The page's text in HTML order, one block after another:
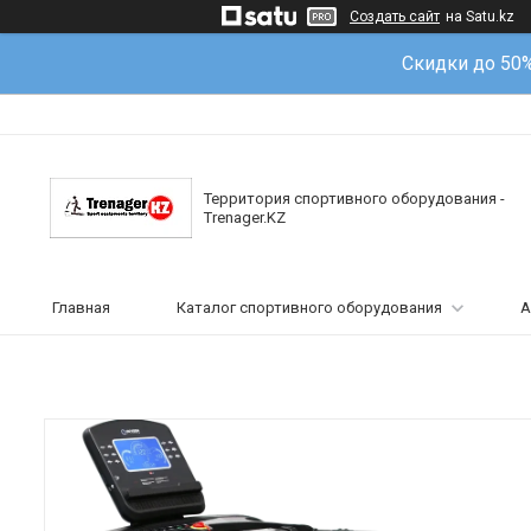
Создать сайт на Satu.kz
Скидки до
Территория спортивного оборудования -
Trenager.KZ
Главная Каталог спортивного оборудования